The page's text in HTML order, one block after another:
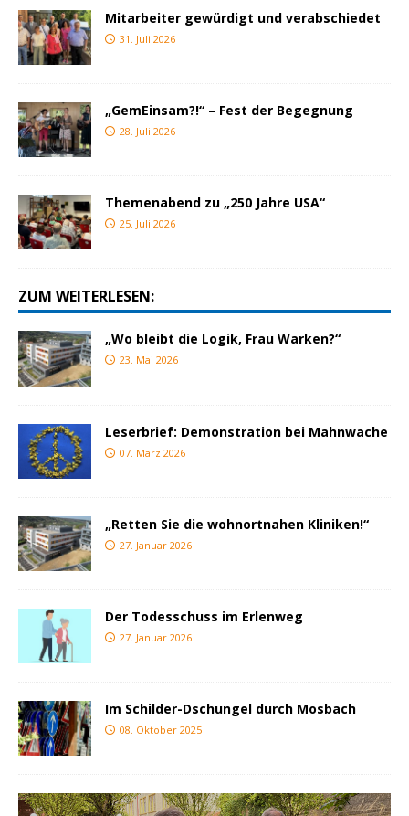
Mitarbeiter gewürdigt und verabschiedet
31. Juli 2026
„GemEinsam?!“ – Fest der Begegnung
28. Juli 2026
Themenabend zu „250 Jahre USA“
25. Juli 2026
ZUM WEITERLESEN:
„Wo bleibt die Logik, Frau Warken?“
23. Mai 2026
Leserbrief: Demonstration bei Mahnwache
07. März 2026
„Retten Sie die wohnortnahen Kliniken!“
27. Januar 2026
Der Todesschuss im Erlenweg
27. Januar 2026
Im Schilder-Dschungel durch Mosbach
08. Oktober 2025